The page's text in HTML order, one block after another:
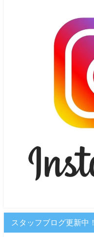
スタッフブログ更新中！